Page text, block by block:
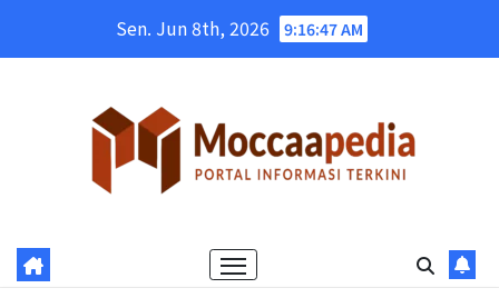
Sen. Jun 8th, 2026 9:16:48 AM